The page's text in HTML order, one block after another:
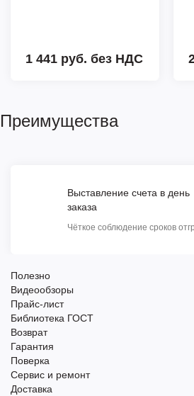
1 441 руб. без НДС
Преимущества
Выставление счета в день
заказа
Чёткое соблюдение сроков
Полезно
Видеообзоры
Прайс-лист
Библиотека ГОСТ
Возврат
Гарантия
Поверка
Сервис и ремонт
Доставка